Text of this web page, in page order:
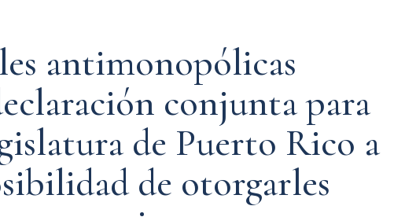
antimonopólicas
conjunta para
de Puerto Rico a
de otorgarles